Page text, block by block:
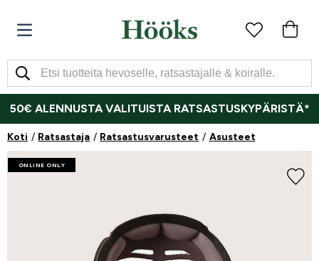
50€ ALENNUSTA VALITUISTA RATSASTUSKYPÄRISTÄ*
Koti Ratsastaja Ratsastusvarusteet Asusteet
ONLINE ONLY